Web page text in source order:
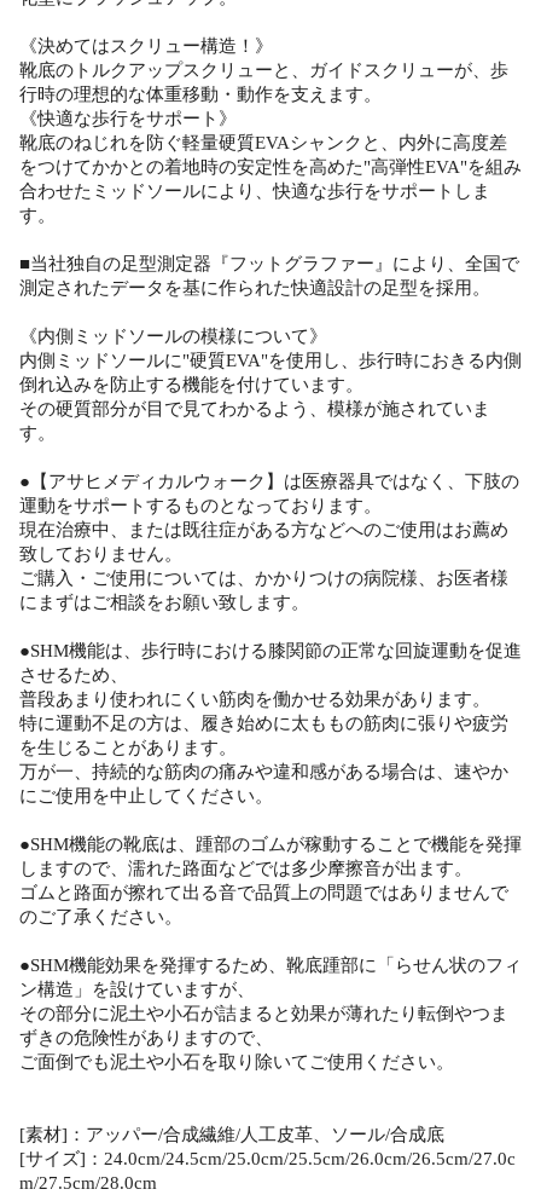
《決めてはスクリュー構造！》
靴底のトルクアップスクリューと、ガイドスクリューが、歩
行時の理想的な体重移動・動作を支えます。
《快適な歩行をサポート》
靴底のねじれを防ぐ軽量硬質EVAシャンクと、内外に高度差
をつけてかかとの着地時の安定性を高めた"高弾性EVA"を組み
合わせたミッドソールにより、快適な歩行をサポートしま
す。
■当社独自の足型測定器『フットグラファー』により、全国で
測定されたデータを基に作られた快適設計の足型を採用。
《内側ミッドソールの模様について》
内側ミッドソールに"硬質EVA"を使用し、歩行時におきる内側
倒れ込みを防止する機能を付けています。
その硬質部分が目で見てわかるよう、模様が施されていま
す。
●【アサヒメディカルウォーク】は医療器具ではなく、下肢の
運動をサポートするものとなっております。
現在治療中、または既往症がある方などへのご使用はお薦め
致しておりません。
ご購入・ご使用については、かかりつけの病院様、お医者様
にまずはご相談をお願い致します。
●SHM機能は、歩行時における膝関節の正常な回旋運動を促進
させるため、
普段あまり使われにくい筋肉を働かせる効果があります。
特に運動不足の方は、履き始めに太ももの筋肉に張りや疲労
を生じることがあります。
万が一、持続的な筋肉の痛みや違和感がある場合は、速やか
にご使用を中止してください。
●SHM機能の靴底は、踵部のゴムが稼動することで機能を発揮
しますので、濡れた路面などでは多少摩擦音が出ます。
ゴムと路面が擦れて出る音で品質上の問題ではありませんで
のご了承ください。
●SHM機能効果を発揮するため、靴底踵部に「らせん状のフィ
ン構造」を設けていますが、
その部分に泥土や小石が詰まると効果が薄れたり転倒やつま
ずきの危険性がありますので、
ご面倒でも泥土や小石を取り除いてご使用ください。
[素材]：アッパー/合成繊維/人工皮革、ソール/合成底
[サイズ]：24.0cm/24.5cm/25.0cm/25.5cm/26.0cm/26.5cm/27.0c
m/27.5cm/28.0cm